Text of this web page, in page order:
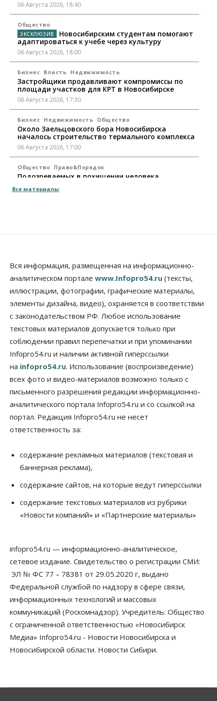
06 Августа 2026, 18:40
Общество
Новосибирским студентам помогают
адаптироваться к учебе через культуру
06 Августа 2026, 18:00
Бизнес Власть Недвижимость
Застройщики продавливают компромиссы по
площади участков для КРТ в Новосибирске
06 Августа 2026, 17:30
Бизнес Недвижимость Общество
Около Заельцовского бора Новосибирска
началось строительство термального комплекса
06 Августа 2026, 17:00
Общество Право&Порядок
Подозреваемых в похищении человека
06 Августа 2026, 16:15
Финансы
Россияне оформили ипотечных кредитов на 2,6
трлн рублей
06 Августа 2026, 15:53
Думская гонка в Новосибирской области
обойдется без самовыдвиженцев
06 Августа 2026, 15:00
Бизнес Власть Общество
Правительство России продлило разрешение на
выпуск бензина «Евро-3»
06 Августа 2026, 14:00
Общество
«За тех, у кого от 270 баллов,
настоящая борьба»: вузы настойчиво
обзванивают новосибирских высокобалльников
Власть
06 Августа 2026, 12:15
Власть
Новосибирск готовится к визиту Владимира
Бизнес Недвижимость Общество
Росреестр назвал главные причины
отказов в регистрации недвижимости в НСО
06 Августа 2026, 12:00
Телекоммуникации
В 16 населённых пунктах Мошковского района
модернизировали мобильную связь
06 Августа 2026, 11:35
Бизнес Право&Порядок ПроБизнес
06 Августа 2026, 11:00
Все материалы
Вся информация, размещенная на информационно-
аналитическом портале www.Infopro54.ru (тексты,
иллюстрации, фотографии, графические материалы,
элементы дизайна, видео), охраняется в соответствии
с законодательством РФ. Любое использование
текстовых материалов допускается только при
соблюдении правил перепечатки и при упоминании
Infopro54.ru и наличии активной гиперссылки
на infopro54.ru. Использование (воспроизведение)
всех фото и видео-материалов возможно только с
письменного разрешения редакции информационно-
аналитического портала Infopro54.ru и со ссылкой на
портал. Редакция Infopro54.ru не несет
ответственность за:
содержание рекламных материалов (текстовая и
баннерная реклама),
содержание сайтов, на которые ведут гиперссылки
содержание текстовых материалов из рубрики
«Новости компаний» и «Партнерские материалы»
infopro54.ru — информационно-аналитическое,
сетевое издание. Свидетельство о регистрации СМИ:
ЭЛ № ФС 77 – 78381 от 29.05.2020 г, выдано
Федеральной службой по надзору в сфере связи,
информационных технологий и массовых
коммуникаций (Роскомнадзор). Учредитель: Общество
с ограниченной ответственностью «Новосибирск
Медиа» Infopro54.ru - Новости Новосибирска и
Новосибирской области. Новости Сибири.